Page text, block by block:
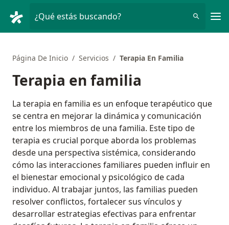
¿Qué estás buscando?
Página De Inicio Servicios Terapia En Familia
Terapia en familia
La terapia en familia es un enfoque terapéutico que
se centra en mejorar la dinámica y comunicación
entre los miembros de una familia. Este tipo de
terapia es crucial porque aborda los problemas
desde una perspectiva sistémica, considerando
cómo las interacciones familiares pueden influir en
el bienestar emocional y psicológico de cada
individuo. Al trabajar juntos, las familias pueden
resolver conflictos, fortalecer sus vínculos y
desarrollar estrategias efectivas para enfrentar